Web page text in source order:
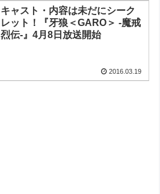
キャスト・内容は未だにシーク
レット！『牙狼＜GARO＞ -魔戒
烈伝-』4月8日放送開始
2016.03.19